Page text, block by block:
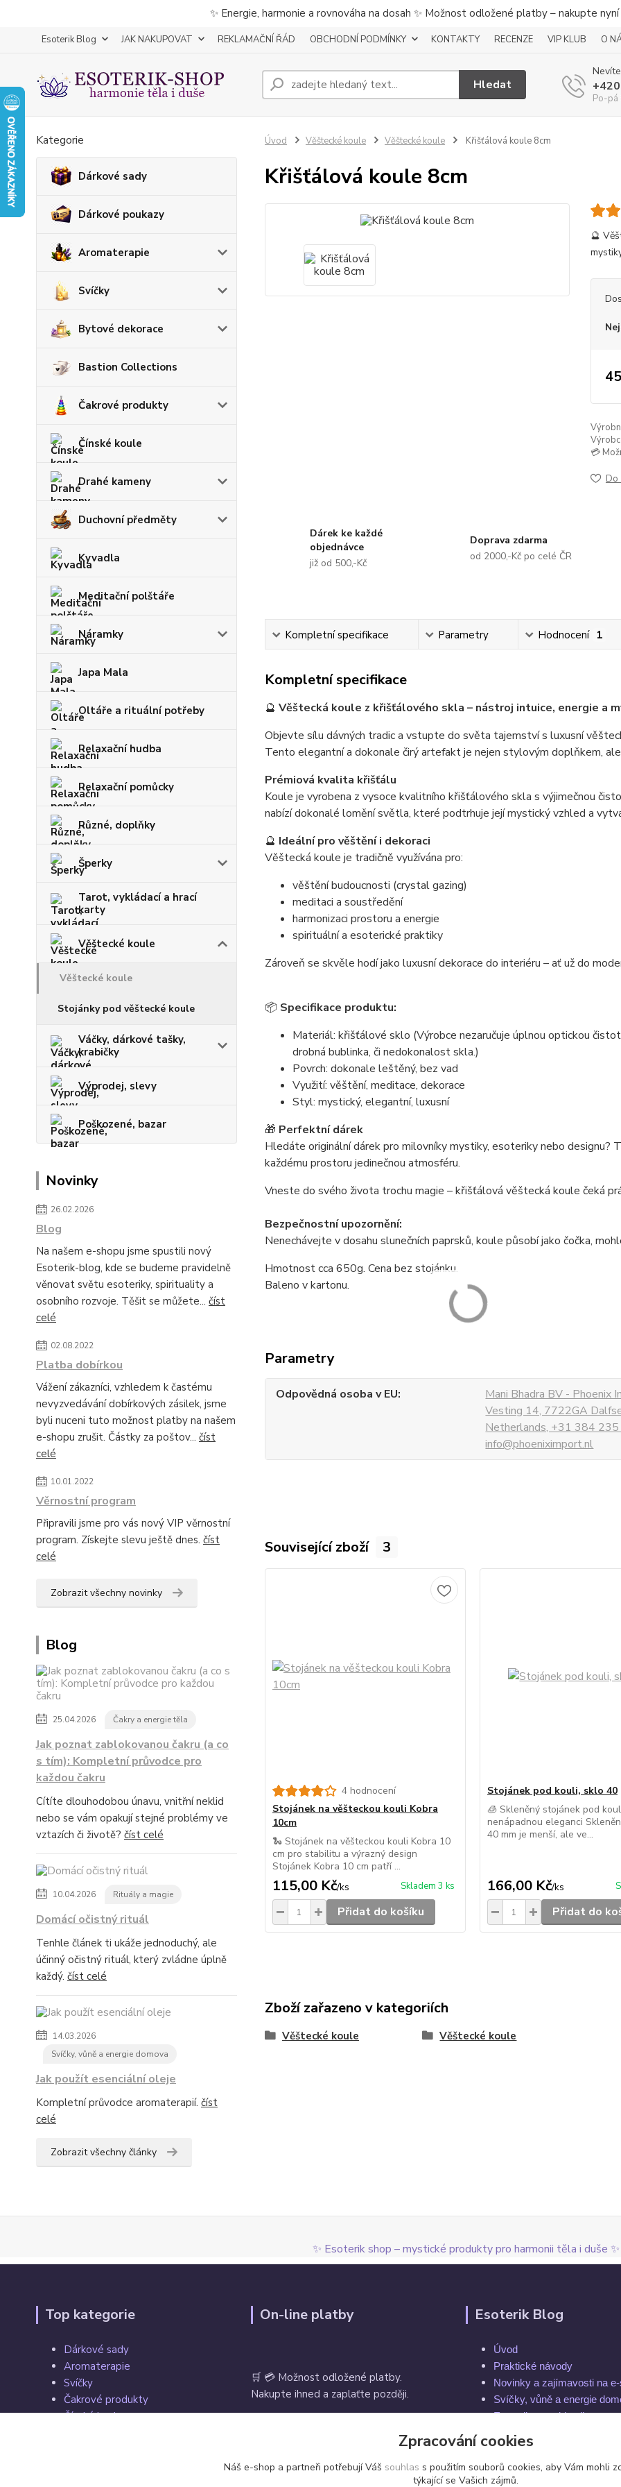
✨ Energie, harmonie a rovnováha na dosah ✨ Možnost odložené platby – nakupte
Esoterik Blog JAK NAKUPOVAT REKLAMAČNÍ ŘÁD OBCHODNÍ PODMÍNKY KONTAKTY RECENZE VIP KLUB O
Hledat
Po-pá
Kategorie
Dárkové sady
Dárkové poukazy
Aromaterapie
Svíčky
Bytové dekorace
Bastion Collections
Čakrové produkty
Čínské koule
Drahé kameny
Duchovní předměty
Kyvadla
Meditační polštáře
Náramky
Japa Mala
Oltáře a rituální potřeby
Relaxační hudba
Relaxační pomůcky
Různé, doplňky
Šperky
Tarot, vykládací a hrací
karty
Věštecké koule
Věštecké koule
Stojánky pod věštecké koule
Váčky, dárkové tašky,
krabičky
Výprodej, slevy
Poškozené, bazar
Novinky
26.02.2026
Blog
Na našem e-shopu jsme spustili nový
Esoterik-blog, kde se budeme pravidelně
věnovat světu esoteriky, spirituality a
osobního rozvoje. Těšit se můžete... číst
celé
02.08.2022
Platba dobírkou
Vážení zákazníci, vzhledem k častému
nevyzvedávání dobírkových zásilek, jsme
byli nuceni tuto možnost platby na našem
e-shopu zrušit. Částky za poštov... číst
celé
10.01.2022
Věrnostní program
Připravili jsme pro vás nový VIP věrnostní
program. Získejte slevu ještě dnes. číst
celé
Zobrazit všechny novinky
Blog
25.04.2026 Čakry a energie těla
Jak poznat zablokovanou čakru (a co
s tím): Kompletní průvodce pro
každou čakru
Cítíte dlouhodobou únavu, vnitřní neklid
nebo se vám opakují stejné problémy ve
vztazích či životě? číst celé
10.04.2026 Rituály a magie
Domácí očistný rituál
Tenhle článek ti ukáže jednoduchý, ale
účinný očistný rituál, který zvládne úplně
každý. číst celé
14.03.2026
Svíčky, vůně a energie domova
Jak použít esenciální oleje
Kompletní průvodce aromaterapií. číst
celé
Zobrazit všechny články
Úvod Věštecké koule Věštecké koule Křišťálová koule 8cm
Křišťálová koule 8cm
🔮
💳
Do
Dárek ke každé
objednávce
již od 500,-Kč
Doprava zdarma
od 2000,-Kč po celé ČR
Kompletní specifikace Parametry Hodnocení 1
Kompletní specifikace
🔮 Věštecká koule z křišťálového skla – nástroj intuice, energie a
Objevte sílu dávných tradic a vstupte do světa tajemství s luxusní
Tento elegantní a dokonale čirý artefakt je nejen stylovým doplňkem,
Prémiová kvalita křišťálu
Koule je vyrobena z vysoce kvalitního křišťálového skla s výjimečnou
nabízí dokonalé lomění světla, které podtrhuje její mystický vzhled a
🔮 Ideální pro věštění i dekoraci
Věštecká koule je tradičně využívána pro:
věštění budoucnosti (crystal gazing)
meditaci a soustředění
harmonizaci prostoru a energie
spirituální a esoterické praktiky
Zároveň se skvěle hodí jako luxusní dekorace do interiéru – ať už do
📦 Specifikace produktu:
Materiál: křišťálové sklo (Výrobce nezaručuje úplnou optickou
drobná bublinka, či nedokonalost skla.)
Povrch: dokonale leštěný, bez vad
Využití: věštění, meditace, dekorace
Styl: mystický, elegantní, luxusní
🎁 Perfektní dárek
Hledáte originální dárek pro milovníky mystiky, esoteriky nebo designu?
každému prostoru jedinečnou atmosféru.
Vneste do svého života trochu magie – křišťálová věštecká koule čeká
Bezpečnostní upozornění:
Nenechávejte v dosahu slunečních paprsků, koule působí jako čočka,
Hmotnost cca 650g. Cena bez stojánku.
Baleno v kartonu.
Parametry
Odpovědná osoba v EU
Mani Bhadra BV - Phoenix
Vesting 14, 7722GA
Netherlands, +31 384
info@phoeniximport.nl
Související zboží 3
4 hodnocení
Stojánek na věšteckou kouli Kobra
10cm
🐍 Stojánek na věšteckou kouli Kobra 10
cm pro stabilitu a výrazný design
Stojánek Kobra 10 cm patří ...
115,00 Kč/ks Skladem 3 ks
Přidat do košíku
Stojánek pod kouli, sklo 40
🧊 Skleněný stojánek pod
nenápadnou eleganci
40 mm je menší, ale ve...
166,00 Kč/ks
Přidat do
Zboží zařazeno v kategoriích
Věštecké koule Věštecké koule
✨ Esoterik shop – mystické produkty pro harmonii těla i duše ✨
Top kategorie
Dárkové sady
Aromaterapie
Svíčky
Čakrové produkty
Čínské koule
On-line platby
🛒 💳 Možnost odložené platby.
Nakupte ihned a zaplaťte později.
Esoterik Blog
Úvod
Praktické návody
Novinky a zajímavosti na
Svíčky, vůně a energie
Esoterika a spiritualita
Rytuály a magie
Čakry a energie těla
Zpracování cookies
Náš e-shop a partneři potřebují Váš souhlas s použitím souborů cookies, aby Vám mohli
týkající se Vašich zájmů.